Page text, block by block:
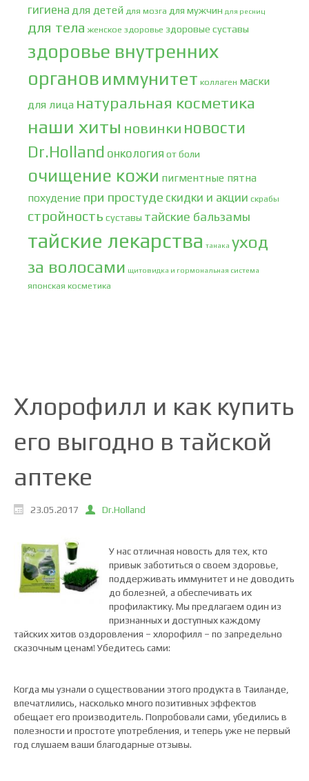
гигиена для детей для мозга для мужчин для ресниц
для тела женское здоровье здоровые суставы
здоровье внутренних
органовиммунитет коллаген маски
для лица натуральная косметика
наши хиты новинки новости
Dr.Holland онкология от боли
очищение кожи пигментные пятна
похудение при простуде скидки и акции скрабы
стройность суставы тайские бальзамы
тайские лекарства танака уход
за волосами щитовидка и гормональная система
японская косметика
Хлорофилл и как купить
его выгодно в тайской
аптеке
23.05.2017 Dr.Holland
У нас отличная новость для тех, кто
привык заботиться о своем здоровье,
поддерживать иммунитет и не доводить
до болезней, а обеспечивать их
профилактику. Мы предлагаем один из
признанных и доступных каждому
тайских хитов оздоровления – хлорофилл – по запредельно
сказочным ценам! Убедитесь сами:
Когда мы узнали о существовании этого продукта в Таиланде,
впечатлились, насколько много позитивных эффектов
обещает его производитель. Попробовали сами, убедились в
полезности и простоте употребления, и теперь уже не первый
год слушаем ваши благодарные отзывы.